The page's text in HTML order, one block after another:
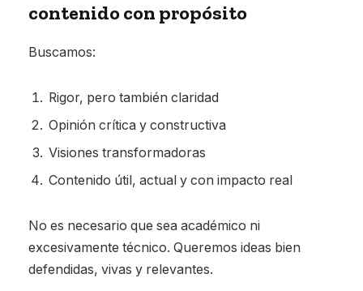
contenido con propósito
Buscamos:
Rigor, pero también claridad
Opinión crítica y constructiva
Visiones transformadoras
Contenido útil, actual y con impacto real
No es necesario que sea académico ni
excesivamente técnico. Queremos ideas bien
defendidas, vivas y relevantes.